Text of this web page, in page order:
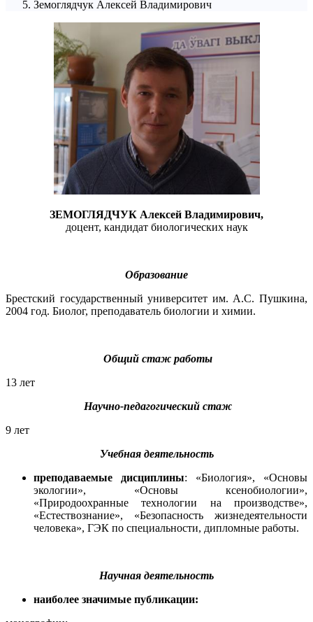
Земоглядчук Алексей Владимирович
ЗЕМОГЛЯДЧУК Алексей Владимирович,
доцент, кандидат биологических наук
Образование
Брестский государственный университет им. А.С. Пушкина,
2004 год. Биолог, преподаватель биологии и химии.
Общий стаж работы
13 лет
Научно-педагогический стаж
9 лет
Учебная деятельность
преподаваемые дисциплины: «Биология», «Основы
экологии», «Основы ксенобиологии»,
«Природоохранные технологии на производстве»,
«Естествознание», «Безопасность жизнедеятельности
человека», ГЭК по специальности, дипломные работы.
Научная деятельность
наиболее значимые публикации: